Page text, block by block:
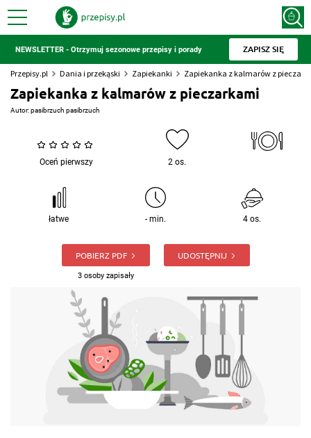
NEWSLETTER - Otrzymuj sezonowe przepisy i porady ZAPISZ SIĘ
Przepisy.pl Dania i przekąski Zapiekanki Zapiekanka z kalmarów z
Zapiekanka z kalmarów z pieczarkami
Autor:pasibrzuch pasibrzuch
Oceń pierwszy 2 os.
łatwe - min. 4 os.
POBIERZ PDF
3 osoby zapisały
UDOSTĘPNIJ